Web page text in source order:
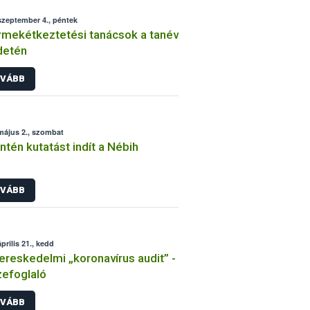
4., péntek
tanácsok a tanév
2., szombat
kutatást indít a Nébih
21., kedd
„koronavírus audit” -